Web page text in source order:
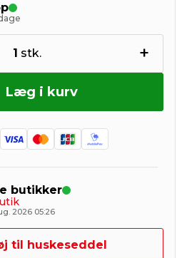
1 stk. +
Læg i kurv
butikker
2026 05:26
til huskeseddel